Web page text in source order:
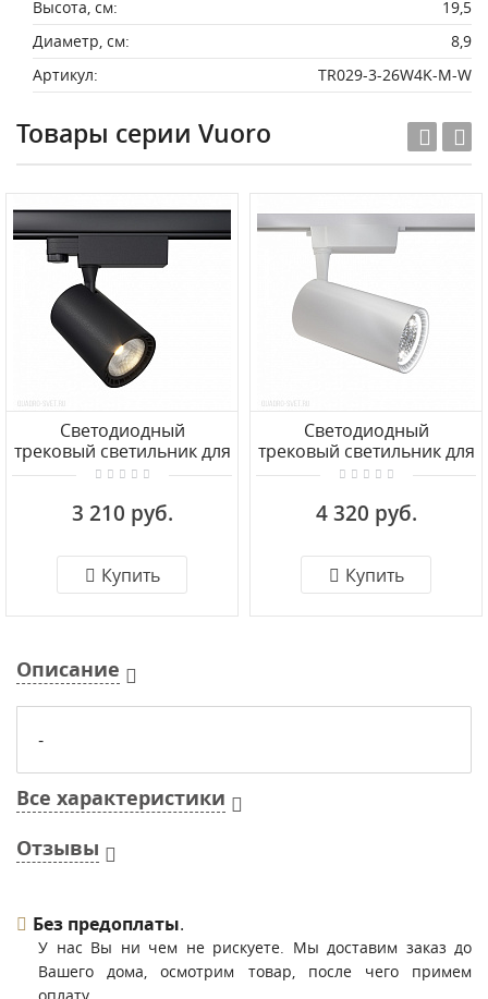
Высота, см:
19,5
Диаметр, см:
8,9
Артикул:
TR029-3-26W4K-M-W
Товары серии Vuoro
Светодиодный
трековый светильник для
1фазного шинопровода
26W4K-M-B
3 210 руб.
Купить
Светодиодный
трековый светильник для
1фазного шинопровода
36W4K-M-W
4 320 руб.
Купить
Описание
-
Все характеристики
Отзывы
Без предоплаты.
У нас Вы ни чем не рискуете. Мы доставим заказ до
Вашего дома, осмотрим товар, после чего примем